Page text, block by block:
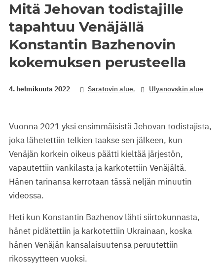
Mitä Jehovan todistajille
tapahtuu Venäjällä
Konstantin Bazhenovin
kokemuksen perusteella
4. helmikuuta 2022 Saratovin alue, Ulyanovskin alue
Vuonna 2021 yksi ensimmäisistä Jehovan todistajista,
joka lähetettiin telkien taakse sen jälkeen, kun
Venäjän korkein oikeus päätti kieltää järjestön,
vapautettiin vankilasta ja karkotettiin Venäjältä.
Hänen tarinansa kerrotaan tässä neljän minuutin
videossa.
Heti kun Konstantin Bazhenov lähti siirtokunnasta,
hänet pidätettiin ja karkotettiin Ukrainaan, koska
hänen Venäjän kansalaisuutensa peruutettiin
rikossyytteen vuoksi.